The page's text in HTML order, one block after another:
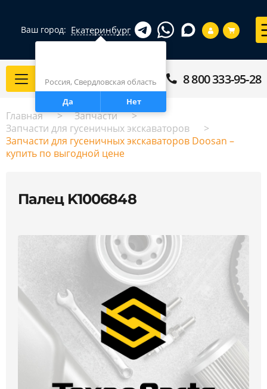
Ваш город: Екатеринбург
Россия, Свердловская область
Да
Нет
Каталог 8 800 333-95-28
Главная
Запчасти
Запчасти для гусеничных экскаваторов
Запчасти для гусеничных экскаваторов Doosan –
купить по выгодной цене
Палец K1006848